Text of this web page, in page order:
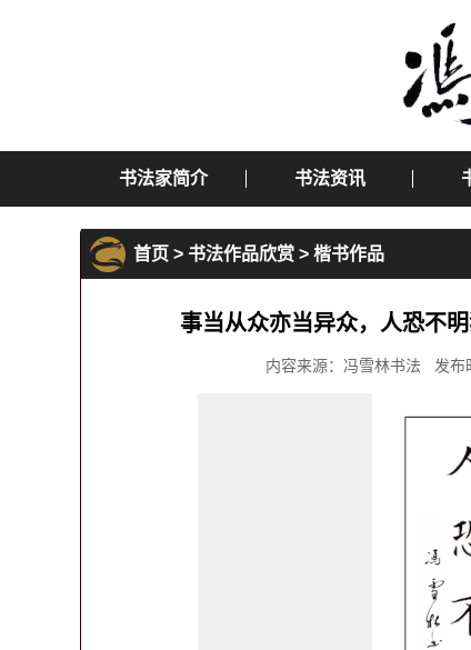
书法家简介 书法资讯
首页 > 书法作品欣赏 > 楷书作品
事当从众亦当异众，人恐不
内容来源：冯雪林书法 发